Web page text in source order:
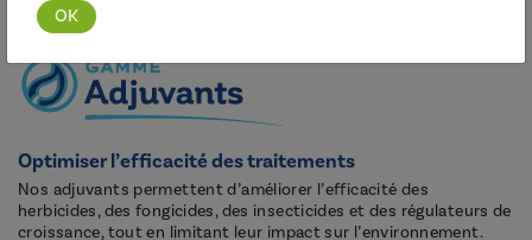
Optimiser l’efficacité des traitements
Nos adjuvants permettent d’améliorer l’efficacité des
herbicides, des fongicides, des insecticides et des régulateurs de
croissance, tout en limitant leur impact sur l’environnement.